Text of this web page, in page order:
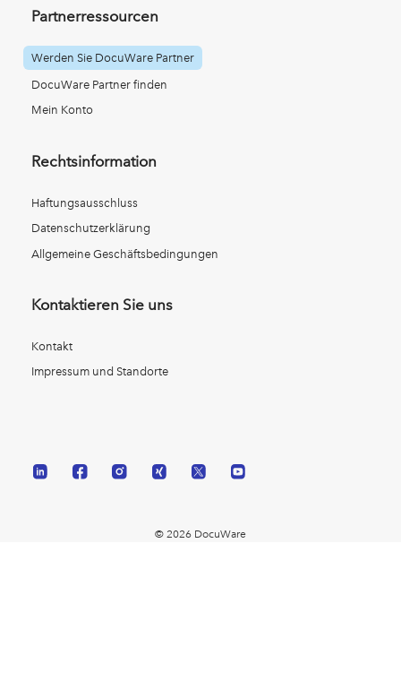
Partnerressourcen
Werden Sie DocuWare Partner
DocuWare Partner finden
Mein Konto
Rechtsinformation
Haftungsausschluss
Datenschutzerklärung
Allgemeine Geschäftsbedingungen
Kontaktieren Sie uns
Kontakt
Impressum und Standorte
© 2026 DocuWare